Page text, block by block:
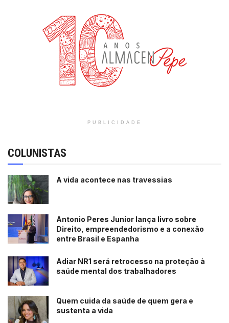
PUBLICIDADE
COLUNISTAS
A vida acontece nas travessias
Antonio Peres Junior lança livro sobre
Direito, empreendedorismo e a conexão
entre Brasil e Espanha
Adiar NR1 será retrocesso na proteção à
saúde mental dos trabalhadores
Quem cuida da saúde de quem gera e
sustenta a vida